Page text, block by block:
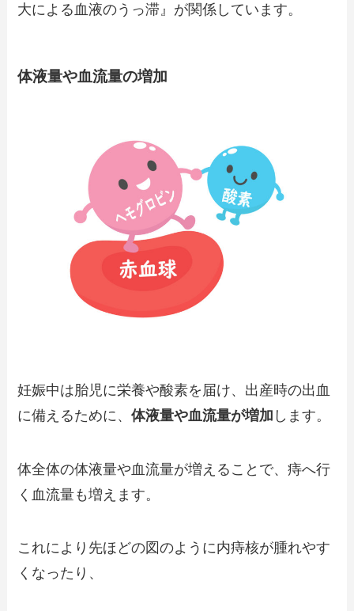
大による血液のうっ滞』が関係しています。
体液量や血流量の増加
妊娠中は胎児に栄養や酸素を届け、出産時の出血
に備えるために、体液量や血流量が増加 します。
体全体の体液量や血流量が増えることで、痔へ行
く血流量も増えます。
これにより先ほどの図のように内痔核が腫れやす
くなったり、